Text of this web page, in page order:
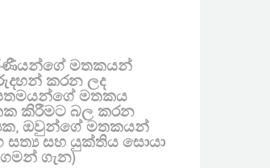
මතකයන්
කරන ලද
මතකය
කිරීමට බල කරන
ඔවුන්ගේ මතකයන්
සත්‍ය සහ යුක්තිය සොයා
ගැන)